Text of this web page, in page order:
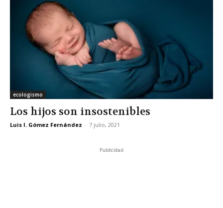
ecologismo
Los hijos son insostenibles
Luis I. Gómez Fernández - 7 julio, 2021
Publicidad